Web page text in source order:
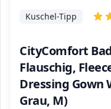
CityComfort
Flauschig,
Dressing Gown
Grau, M)
Kuschel-Tipp